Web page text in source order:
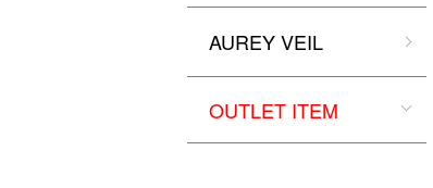
AUREY VEIL
OUTLET ITEM